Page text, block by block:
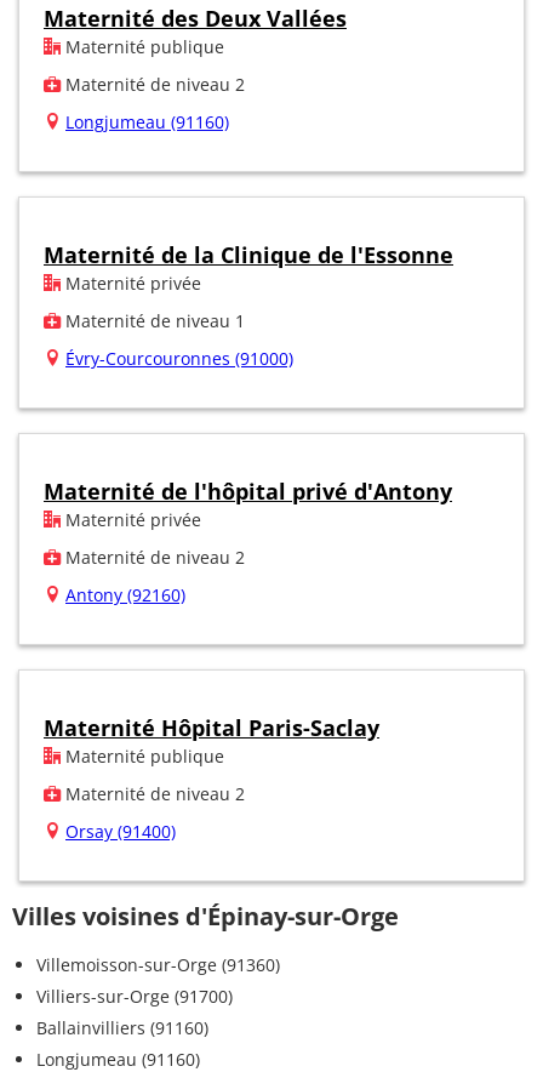
Maternité des Deux Vallées
Maternité publique
Maternité de niveau 2
Longjumeau (91160)
Maternité de la Clinique de l'Essonne
Maternité privée
Maternité de niveau 1
Évry-Courcouronnes (91000)
Maternité de l'hôpital privé d'Antony
Maternité privée
Maternité de niveau 2
Antony (92160)
Maternité Hôpital Paris-Saclay
Maternité publique
Maternité de niveau 2
Orsay (91400)
Villes voisines d'Épinay-sur-Orge
Villemoisson-sur-Orge (91360)
Villiers-sur-Orge (91700)
Ballainvilliers (91160)
Longjumeau (91160)